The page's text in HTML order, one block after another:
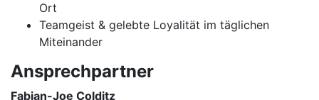
Ort
Teamgeist & gelebte Loyalität im täglichen
Miteinander
Ansprechpartner
Fabian-Joe Colditz